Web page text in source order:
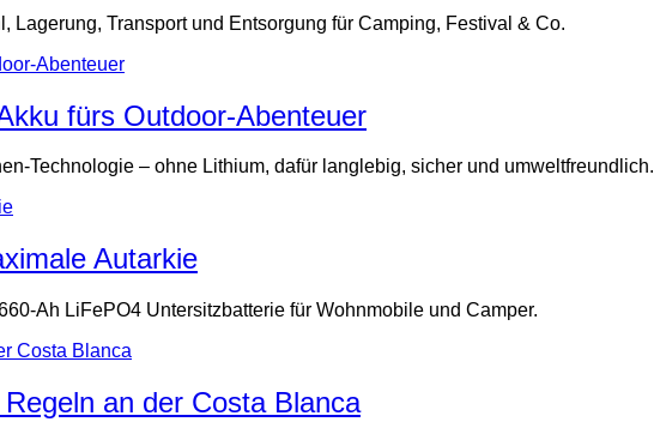
Transport und Entsorgung für Camping, Festival & Co.
fürs Outdoor-Abenteuer
Technologie – ohne Lithium, dafür langlebig, sicher und umweltfreundlich.
Autarkie
Ah LiFePO4 Untersitzbatterie für Wohnmobile und Camper.
an der Costa Blanca